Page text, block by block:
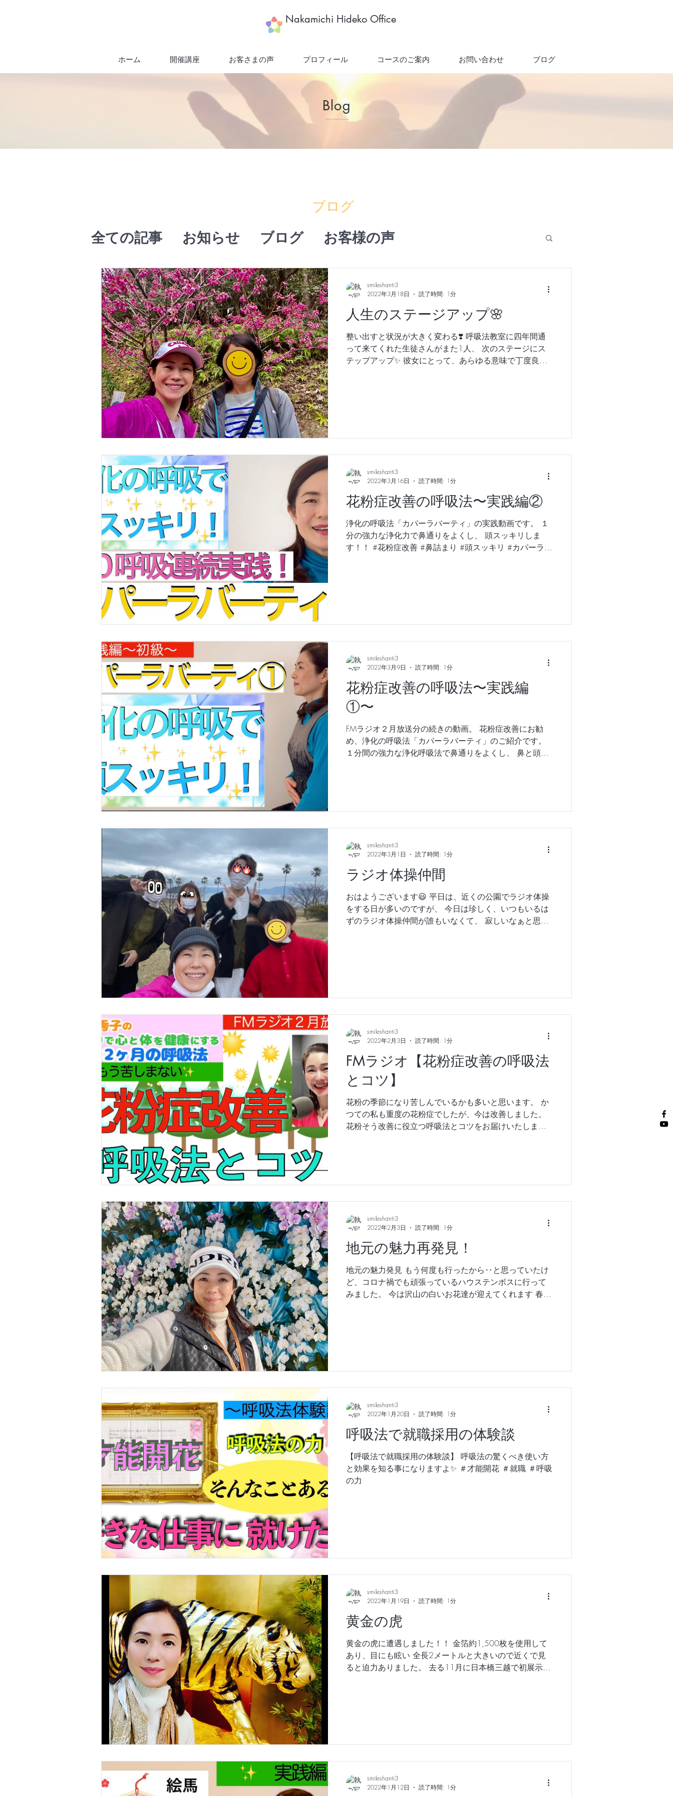
​Nakamichi Hideko Office
ホーム 開催講座 お客さまの声 プロフィール コースのご案内 お問い合わせ ブログ
Blog
ブログ
全ての記事 お知らせ ブログ お客様の声
人生のステージアップ🌸
整い出すと状況が大きく変わる❣️ 呼吸法教室に四年間通
って来てくれた生徒さんがまた1人、 次のステージにス
テップアップ✨ 彼女にとって、あらゆる意味で丁度良い
smileshanti3
2022年3月18日
読了時間: 1分
花粉症改善の呼吸法〜実践編②
浄化の呼吸法「カパーラバーティ」の実践動画です。 １
分の強力な浄化力で鼻通りをよくし、 頭スッキリしま
す！！ #花粉症改善 #鼻詰まり #頭スッキリ #カパーラバ
smileshanti3
2022年3月16日
読了時間: 1分
花粉症改善の呼吸法〜実践編
①〜
FMラジオ２月放送分の続きの動画。 花粉症改善にお勧
め、浄化の呼吸法「カパーラバーティ」のご紹介です。
１分間の強力な浄化呼吸法で鼻通りをよくし、 鼻と頭が
smileshanti3
2022年3月9日
読了時間: 1分
ラジオ体操仲間
おはようございます😃 平日は、近くの公園でラジオ体操
をする日が多いのですが、 今日は珍しく、いつもいるは
ずのラジオ体操仲間が誰もいなくて、 寂しいなぁと思っ
smileshanti3
2022年3月1日
読了時間: 1分
FMラジオ【花粉症改善の呼吸法
とコツ】
花粉の季節になり苦しんでいるかも多いと思います。 か
つての私も重度の花粉症でしたが、今は改善しました。
花粉そう改善に役立つ呼吸法とコツをお届けいたします❣️
smileshanti3
2022年2月3日
読了時間: 1分
地元の魅力再発見！
地元の魅力発見 もう何度も行ったから‥と思っていたけ
ど、コロナ禍でも頑張っているハウステンボスに行って
みました。 今は沢山の白いお花達が迎えてくれます 春の
smileshanti3
2022年2月3日
読了時間: 1分
呼吸法で就職採用の体験談
【呼吸法で就職採用の体験談】 呼吸法の驚くべき使い方
と効果を知る事になりますよ✨ ＃才能開花 ＃就職 ＃呼吸
の力
smileshanti3
2022年1月20日
読了時間: 1分
黄金の虎
黄金の虎に遭遇しました！！ 金箔約1,500枚を使用して
あり、目にも眩い 全長2メートルと大きいので近くで見
ると迫力ありました。 去る11月に日本橋三越で初展示さ
smileshanti3
2022年1月19日
読了時間: 1分
smileshanti3
2022年1月12日
読了時間: 1分